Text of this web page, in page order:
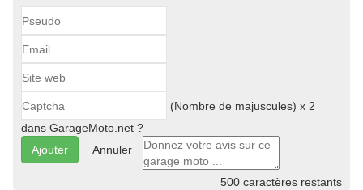
(Nombre de majuscules) x 2
dans GarageMoto.net ?
Annuler
500 caractères restants